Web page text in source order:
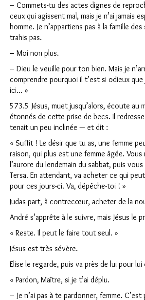
– Commets-tu des actes dignes de
ceux qui agissent mal, mais je n’ai jamais
homme. Je n’appartiens pas à la famille
trahis pas.
– Moi non plus.
– Dieu le veuille pour ton bien. Mais je
comprendre pourquoi il t’est si odieux
ici… »
573.5 Jésus, muet jusqu’alors, écoute au
étonnés de cette prise de becs. Il
tenait un peu inclinée — et dit :
« Suffit ! Le désir que tu as, une femme
raison, qui plus est une femme âgée. Vous
l’aurore du lendemain du sabbat, puis
Tersa. En attendant, va acheter ce qui
pour ces jours-ci. Va, dépêche-toi ! »
Judas part, à contrecœur, acheter de la
André s’apprête à le suivre, mais Jésus le
« Reste. Il peut le faire tout seul. »
Jésus est très sévère.
Elise le regarde, puis va près de lui pour
« Pardon, Maître, si je t’ai déplu.
– Je n’ai pas à te pardonner, femme.